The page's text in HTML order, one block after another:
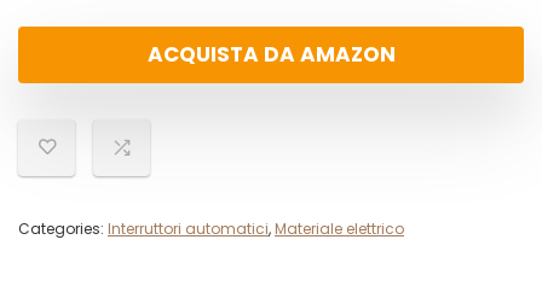
ACQUISTA DA AMAZON
Categories: Interruttori automatici, Materiale elettrico